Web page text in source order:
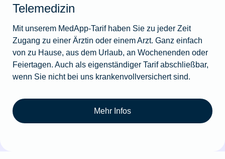
Telemedizin
Mit unserem MedApp-Tarif haben Sie zu jeder Zeit
Zugang zu einer Ärztin oder einem Arzt. Ganz einfach
von zu Hause, aus dem Urlaub, an Wochenenden oder
Feiertagen. Auch als eigenständiger Tarif abschließbar,
wenn Sie nicht bei uns krankenvollversichert sind.
Mehr Infos